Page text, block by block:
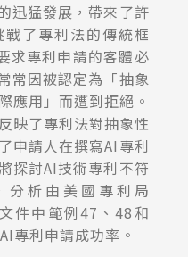
猛發展，帶來了許
了專利法的傳統框
求專利申請的客體必
常因被認定為「抽象
應用」而遭到拒絕。
映了專利法對抽象性
申請人在撰寫AI專利
探討AI技術專利不符
分析由美國專利局
件中範例47、48和
專利申請成功率。